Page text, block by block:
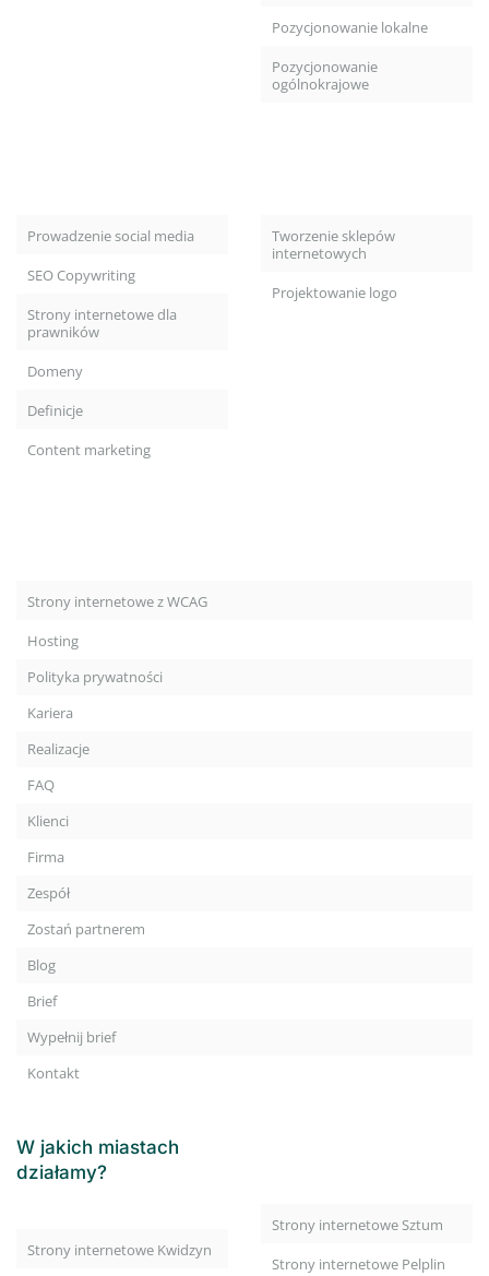
Pozycjonowanie lokalne
Pozycjonowanie
ogólnokrajowe
Prowadzenie social media
SEO Copywriting
Strony internetowe dla
prawników
Domeny
Definicje
Content marketing
Tworzenie sklepów
internetowych
Projektowanie logo
Strony internetowe z WCAG
Hosting
Polityka prywatności
Kariera
Realizacje
FAQ
Klienci
Firma
Zespół
Zostań partnerem
Blog
Brief
Wypełnij brief
Kontakt
W jakich miastach
działamy?
Strony internetowe Kwidzyn
Strony internetowe Sztum
Strony internetowe Pelplin